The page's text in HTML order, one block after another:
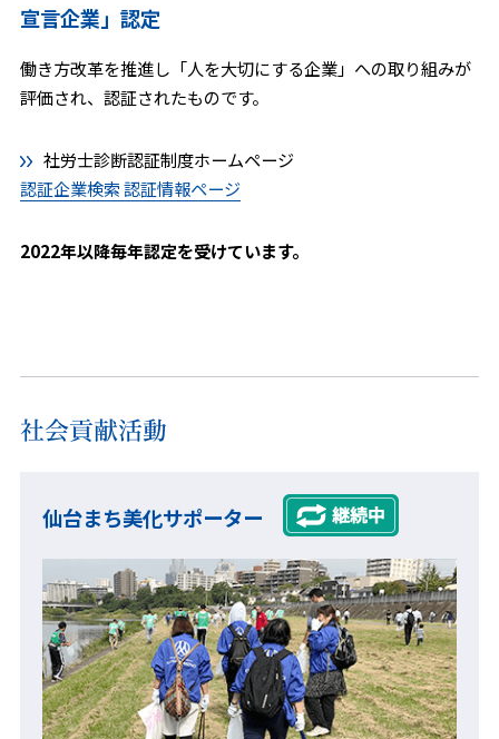
宣言企業」認定
働き方改革を推進し「人を大切にする企業」への取り組みが
評価され、認証されたものです。
社労士診断認証制度ホームページ
認証企業検索 認証情報ページ
2022年以降毎年認定を受けています。
社会貢献活動
仙台まち美化サポーター